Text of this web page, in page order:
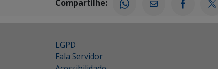
Compartilhe:
LGPD
Fala Servidor